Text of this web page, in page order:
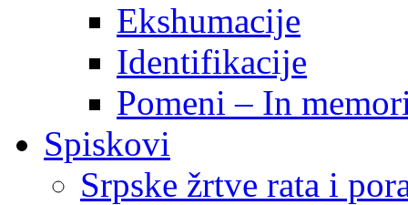
Ekshumacije
Identifikacije
Pomeni – In
Spiskovi
Srpske žrtve rata i